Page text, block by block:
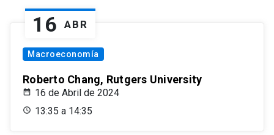
16 ABR
Macroeconomía
Roberto Chang, Rutgers University
16 de Abril de 2024
13:35 a 14:35